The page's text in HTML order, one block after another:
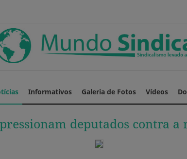
Informativos Galeria de Fotos Vídeos
deputados contra